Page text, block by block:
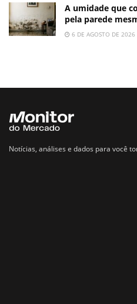
A umidade que
pela parede
6 DE AGOSTO DE 2026
Notícias, análises e dados para você